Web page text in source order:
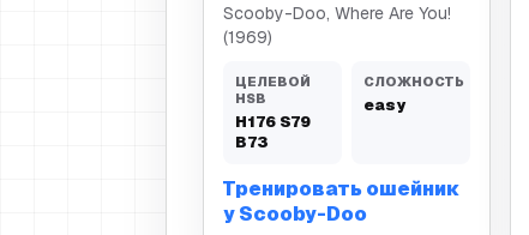
Scooby-Doo, Where Are You!
(1969)
ЦЕЛЕВОЙ
HSB
H176 S79
B73
СЛОЖНОСТЬ
easy
Тренировать ошейник
у Scooby-Doo